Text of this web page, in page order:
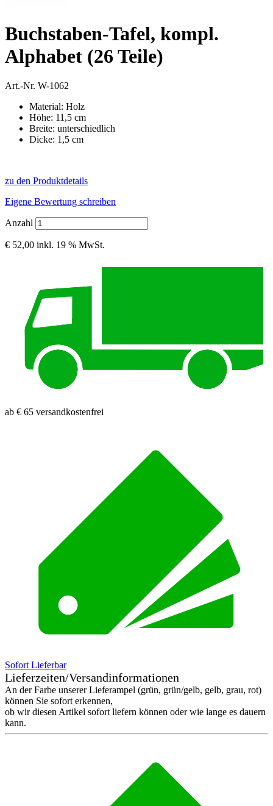
Buchstaben-Tafel, kompl.
Alphabet (26 Teile)
Art.-Nr. W-1062
Material: Holz
Höhe: 11,5 cm
Breite: unterschiedlich
Dicke: 1,5 cm
zu den Produktdetails
Eigene Bewertung schreiben
Anzahl
€ 52,00 inkl. 19 % MwSt.
ab € 65 versandkostenfrei
Sofort Lieferbar
Lieferzeiten/Versandinformationen
An der Farbe unserer Lieferampel (grün, grün/gelb, gelb, grau, rot)
können Sie sofort erkennen,
ob wir diesen Artikel sofort liefern können oder wie lange es dauern
kann.